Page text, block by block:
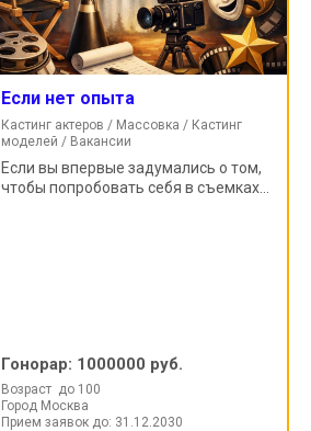
Если нет опыта
Кастинг актеров / Массовка / Кастинг
моделей / Вакансии
Если вы впервые задумались о том,
чтобы попробовать себя в съемках...
Гонорар: 1000000 руб.
Возраст до 100
Город Москва
Прием заявок до: 31.12.2030